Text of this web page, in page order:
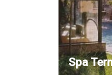
Spa